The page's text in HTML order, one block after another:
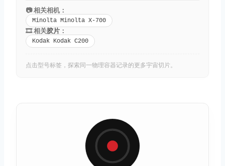
📷 相关相机：
Minolta Minolta X-700
🎞️ 相关胶片 ：
Kodak Kodak C200
点击型号标签，探索同一物理容器记录的更多宇宙切片。